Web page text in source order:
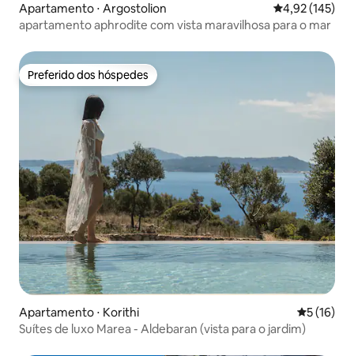
Apartamento ⋅ Argostolion 4,92 de uma
4,92 (145)
apartamento aphrodite com vista maravilhosa para o mar
Preferido dos hóspedes
Preferido dos hóspedes
Apartamento ⋅ Korithi 5 de uma
5 (16)
Suítes de luxo Marea - Aldebaran (vista para o jardim)